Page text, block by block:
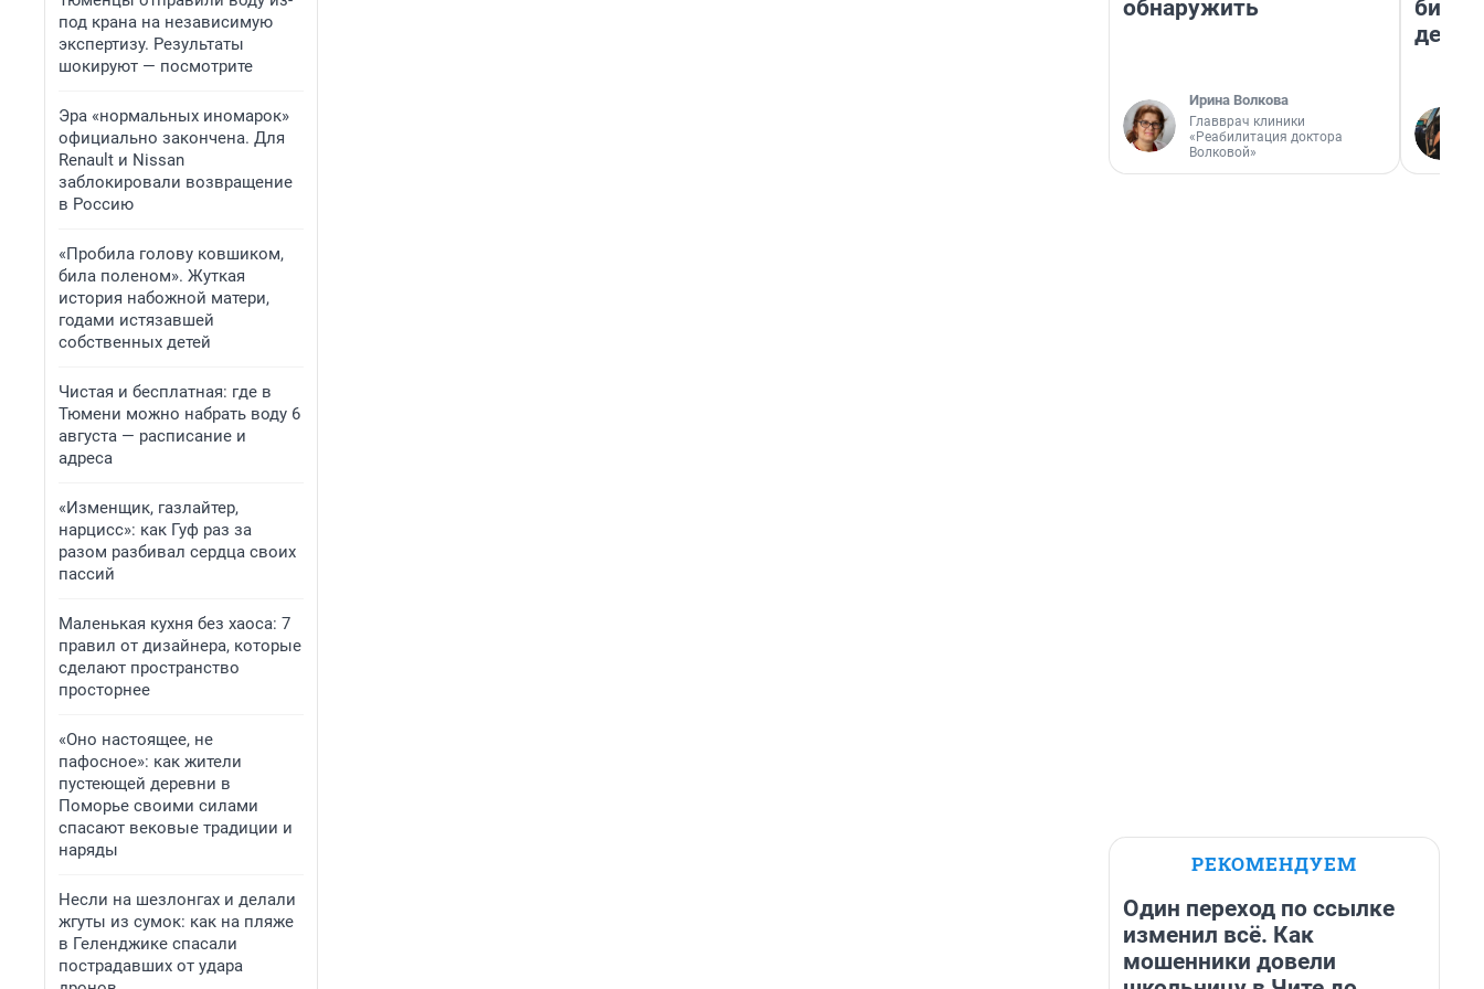
под крана на независимую
экспертизу. Результаты
шокируют — посмотрите
Эра «нормальных иномарок»
официально закончена. Для
Renault и Nissan
заблокировали возвращение
в Россию
«Пробила голову ковшиком,
била поленом». Жуткая
история набожной матери,
годами истязавшей
собственных детей
Чистая и бесплатная: где в
Тюмени можно набрать воду 6
августа — расписание и
адреса
«Изменщик, газлайтер,
нарцисс»: как Гуф раз за
разом разбивал сердца своих
пассий
Маленькая кухня без хаоса: 7
правил от дизайнера, которые
сделают пространство
просторнее
«Оно настоящее, не
пафосное»: как жители
пустеющей деревни в
Поморье своими силами
спасают вековые традиции и
наряды
Несли на шезлонгах и делали
жгуты из сумок: как на пляже
в Геленджике спасали
пострадавших от удара
обнаружить
Ирина Волкова
Главврач клиники
«Реабилитация доктора
Волковой»
РЕКОМЕНДУЕМ
Один переход по ссылке
изменил всё. Как
мошенники довели